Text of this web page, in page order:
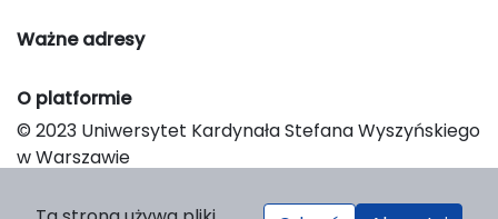
Ważne adresy
O platformie
© 2023 Uniwersytet Kardynała Stefana Wyszyńskiego
w Warszawie
Platform & Workflow by OJS/PKP